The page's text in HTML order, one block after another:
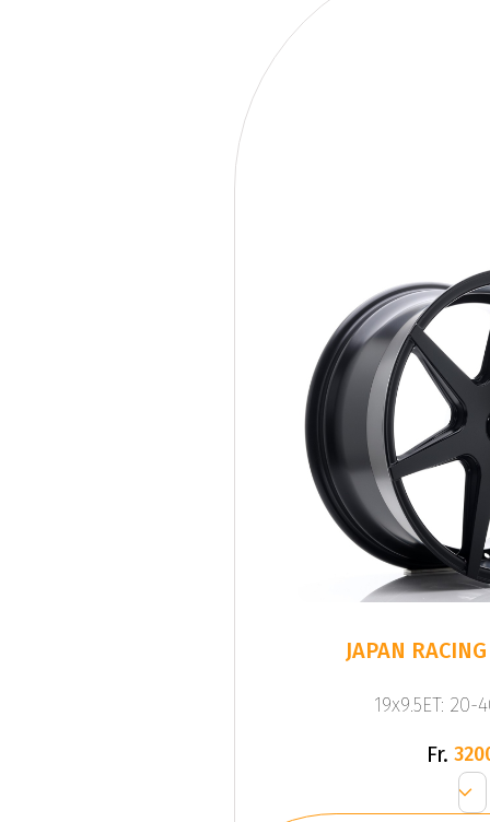
JAPAN
19x9.5ET: 20-
Fr.